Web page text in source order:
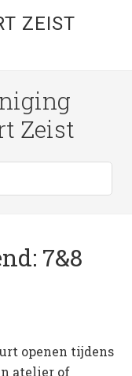
ZEIST
Zeist
7&8
openen tijdens
atelier of